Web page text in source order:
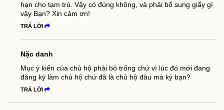
hạn cho tạm trú. Vậy có đúng không, và phải bổ sung giấy gì
vậy Bạn? Xin cảm ơn!
TRẢ LỜI
Nặc danh
Mục ý kiến của chủ hộ phải bỏ trống chứ vì lúc đó mới đang
đăng ký làm chủ hộ chứ đã là chủ hộ đâu mà ký bạn?
TRẢ LỜI